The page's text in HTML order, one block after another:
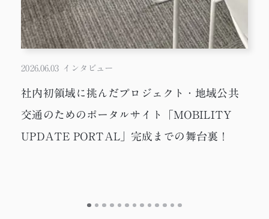
2026.06.03 インタビュー
社内初領域に挑んだプロジェクト・地域公共
交通のためのポータルサイト「MOBILITY
UPDATE PORTAL」完成までの舞台裏！